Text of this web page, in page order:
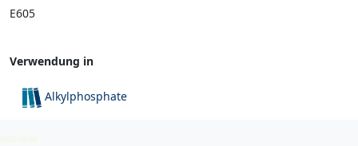
E605
Verwendung in
Alkylphosphate
2026-08-08